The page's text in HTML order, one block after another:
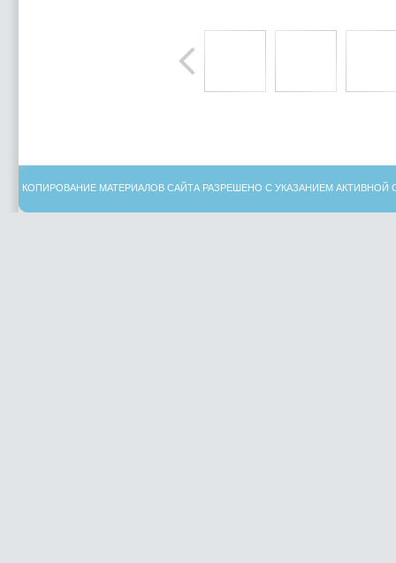
КОПИРОВАНИЕ МАТЕРИАЛОВ САЙТА РАЗРЕШЕНО С УКАЗАНИЕМ АКТИВНОЙ